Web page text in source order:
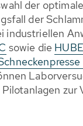
der
der
industriellen
sowie die
zur